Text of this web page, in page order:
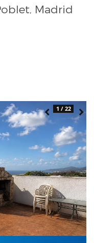
Madrid
1 / 22